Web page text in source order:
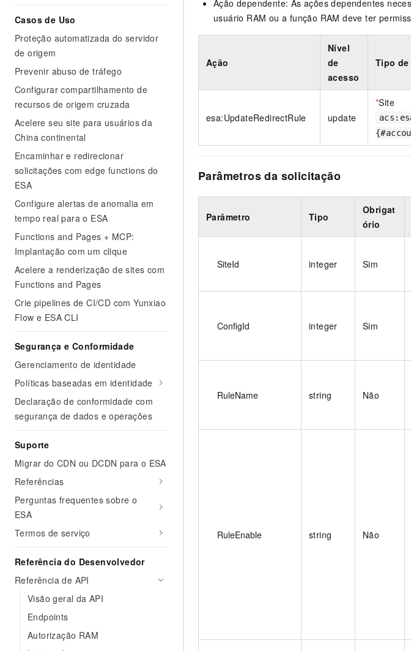
Casos de Uso
Proteção automatizada do servidor
de origem
Prevenir abuso de tráfego
Configurar compartilhamento de
recursos de origem cruzada
Acelere seu site para usuários da
China continental
Encaminhar e redirecionar
solicitações com edge functions do
ESA
Configure alertas de anomalia em
tempo real para o ESA
Functions and Pages + MCP:
Implantação com um clique
Acelere a renderização de sites com
Functions and Pages
Crie pipelines de CI/CD com Yunxiao
Flow e ESA CLI
Segurança e Conformidade
Gerenciamento de identidade
Políticas baseadas em identidade
Declaração de conformidade com
segurança de dados e operações
Suporte
Migrar do CDN ou DCDN para o ESA
Referências
Perguntas frequentes sobre o
ESA
Termos de serviço
Referência do Desenvolvedor
Referência de API
Visão geral da API
Endpoints
Autorização RAM
Ação dependente: As ações dependentes
usuário RAM ou a função RAM deve ter
Ação
Nível
de
acesso
Tipo
esa:UpdateRedirectRule update
*Site
Parâmetros da solicitação
Parâmetro Tipo
Obrigat
ório
SiteId integer Sim
ConfigId integer Sim
RuleName string Não
RuleEnable string Não